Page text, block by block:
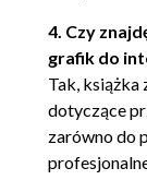
4. Czy
grafik do
Tak, książka
dotyczące
zarówno do